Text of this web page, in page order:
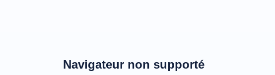
Navigateur non supporté